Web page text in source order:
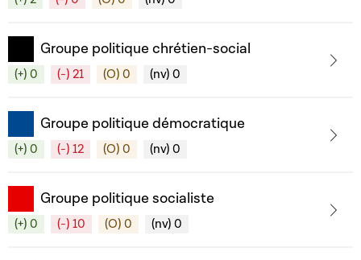
Groupe politique chrétien-social
(+) 0 (-) 21 (O) 0 (nv) 0
Groupe politique démocratique
(+) 0 (-) 12 (O) 0 (nv) 0
Groupe politique socialiste
(+) 0 (-) 10 (O) 0 (nv) 0